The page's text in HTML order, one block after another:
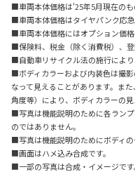
■車両本体価格は'25年5月現在のも
■車両本体価格はタイヤパンク応急
■車両本体価格にはオプション価格
■保険料、税金（除く消費税）、登
■自動車リサイクル法の施行により
■ボディカラーおよび内装色は撮
なって見えることがあります。ま
角度等）により、ボディカラーの見
■写真は機能説明のために各ラン
のではありません。
■写真は機能説明のためにボディの
■画面はハメ込み合成です。
■一部の写真は合成・イメージです